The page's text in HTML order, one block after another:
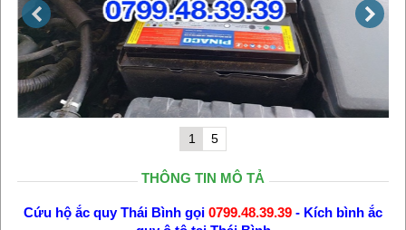
1 5
THÔNG TIN MÔ TẢ
Cứu hộ ắc quy Thái Bình gọi 0799.48.39.39 - Kích bình ắc